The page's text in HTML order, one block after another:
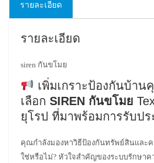
รายละเอียด
รายละเอียด
siren กันขโมย
เพิ่มเกราะป้องกันบ้า
เลือก SIREN กันขโมย
ยุโรป ที่มาพร้อมการรับปร
คุณกำลังมองหาวิธีป้องกันทรัพย์สินและ
ใช่หรือไม่? หัวใจสำคัญของระบบรักษา